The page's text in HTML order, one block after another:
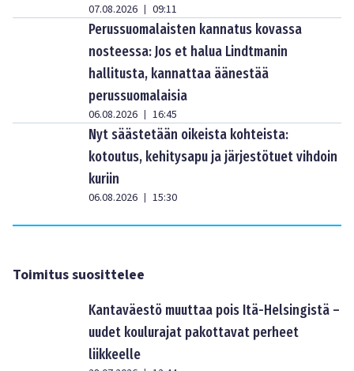
07.08.2026 | 09:11
Perussuomalaisten kannatus kovassa
nosteessa: Jos et halua Lindtmanin
hallitusta, kannattaa äänestää
perussuomalaisia
06.08.2026 | 16:45
Nyt säästetään oikeista kohteista:
kotoutus, kehitysapu ja järjestötuet vihdoin
kuriin
06.08.2026 | 15:30
Toimitus suosittelee
Kantaväestö muuttaa pois Itä-Helsingistä –
uudet koulurajat pakottavat perheet
liikkeelle